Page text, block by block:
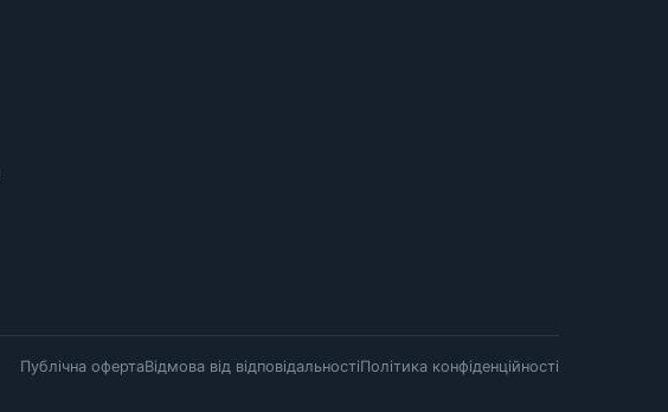
Публічна офертаВідмова від відповідальностіПолітика конфіденційності